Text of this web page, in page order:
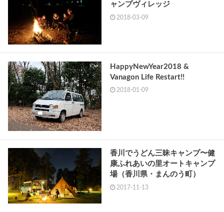
ャンプヴィレッジ
2018-03-09
HappyNewYear2018 &
Vanagon Life Restart!!
2018-01-09
香川でうどん三昧キャンプ〜健
康ふれあいの里オートキャンプ
場（香川県・まんのう町）
2017-11-13